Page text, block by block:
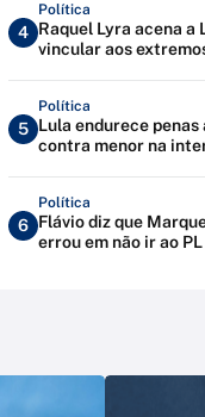
4
Política
Raquel Lyra acena a
vincular aos
5
Política
Lula endurece penas
contra menor na
6
Política
Flávio diz que
errou em não ir ao PL